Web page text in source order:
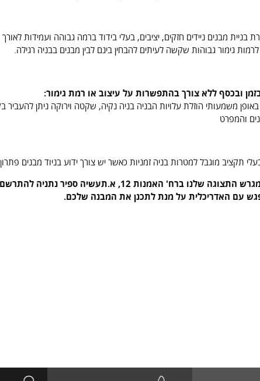
מבנים ניידים חזקים, יציבים, בעלי בידוד ברמה גבוהה ועמידות לאורך
לרמות גימור גבוהות שקשה לעיתים להבחין בינם לבין מבנים בבניה רגילה.
ובכסף ללא צורך בהתפשרות על עיצוב או רמת גימור:
משמעותי הוזלת עלויות הבניה בניה נקיה, שקטה וירוקה ניתן
והמפרט
תקציב מוגבל למטרות בניה זמניות כאשר יש צורך ידוע בניוד מבנים פתרון
אתם מוזמנים אל משרדינו ומגרש התצוגה שלנו ברח' האמנות 12,
עם האדריכלית על מנת לתכנן את המבנה שלכם.